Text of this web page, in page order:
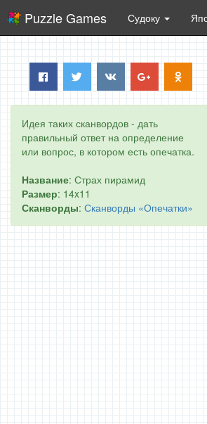
Puzzle Games Судоку
Идея таких сканвордов - дать
правильный ответ на определение
или вопрос, в котором есть опечатка.
Название: Страх пирамид
Размер: 14x11
Сканворды: Сканворды «Опечатки»